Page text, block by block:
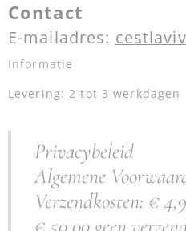
Contact
E-mailadres:
Informatie
Levering: 2 tot 3 werkdagen
Privacybeleid
Algemene
Verzendkosten: €
€ 50,00 geen